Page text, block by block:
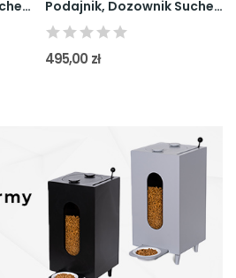
Podajnik, Dozownik Suchej Karmy dla Psa - Brązowy Podajnik, Dozownik Suchej Karmy dla Psa - Czarny
495,00 zł
POLCYNWOOD
POLCYNWOOD